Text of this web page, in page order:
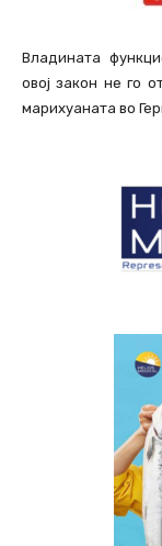
Владината
овој закон не го
марихуаната во